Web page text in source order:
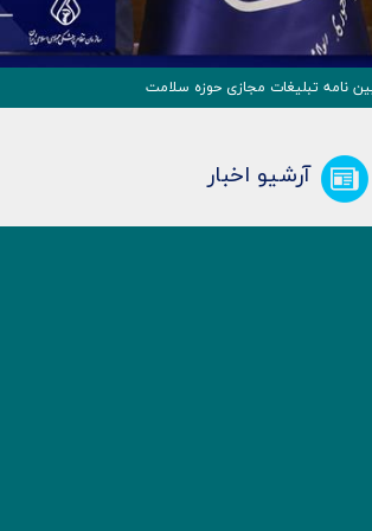
آیین نامه تبلیغات مجازی حوزه سلامت
آرشیو اخبار